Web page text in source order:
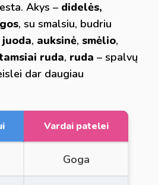
Akys – didelės,
, su smalsiu, budriu
juoda, auksinė, smėlio,
ruda, ruda – spalvų
dar daugiau
Vardai patelei
Goga